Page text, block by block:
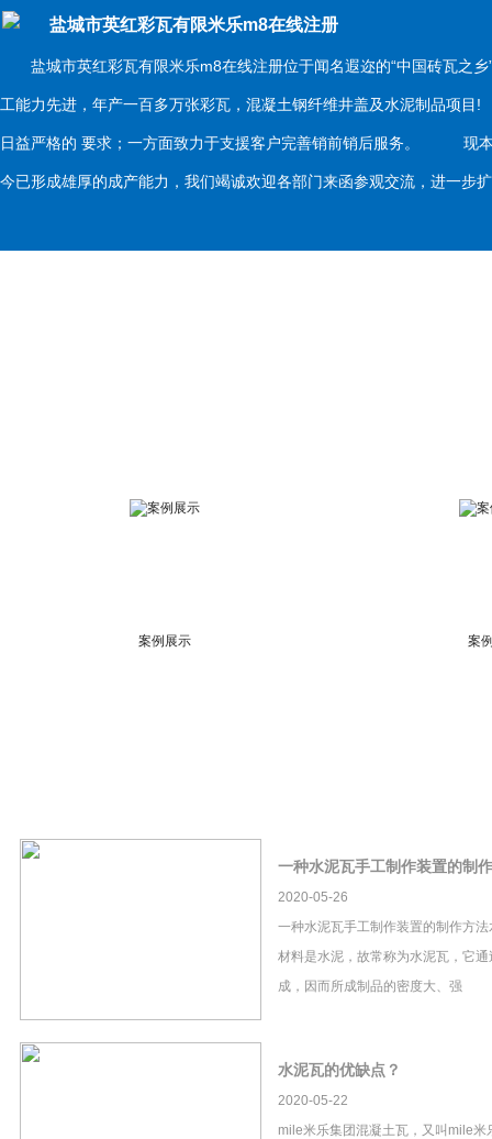
盐城市英红彩瓦有限米乐m8在线注册
盐城市英红彩瓦有限米乐m8在线注册位于闻名遐迩的“中国砖瓦之乡
工能力先进，年产一百多万张彩瓦，混凝土钢纤维井盖及水泥制品项
日益严格的 要求；一方面致力于支援客户完善销前销后服务。 现本
今已形成雄厚的成产能力，我们竭诚欢迎各部门来函参观交流，进一
案例展示 案
一种水泥瓦手工制作装置的制
2020-05-26
一种水泥瓦手工制作装置的制作方
材料是水泥，故常称为水泥瓦，它
成，因而所成制品的密度大、强
水泥瓦的优缺点？
2020-05-22
mile米乐集团混凝土瓦，又叫mile米